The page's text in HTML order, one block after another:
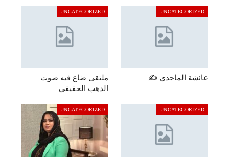
UNCATEGORIZED
عائشة الماجدي ✍️
UNCATEGORIZED
ملتقى ضاع فيه صوت
الدهب الحقيقي
UNCATEGORIZED
UNCATEGORIZED